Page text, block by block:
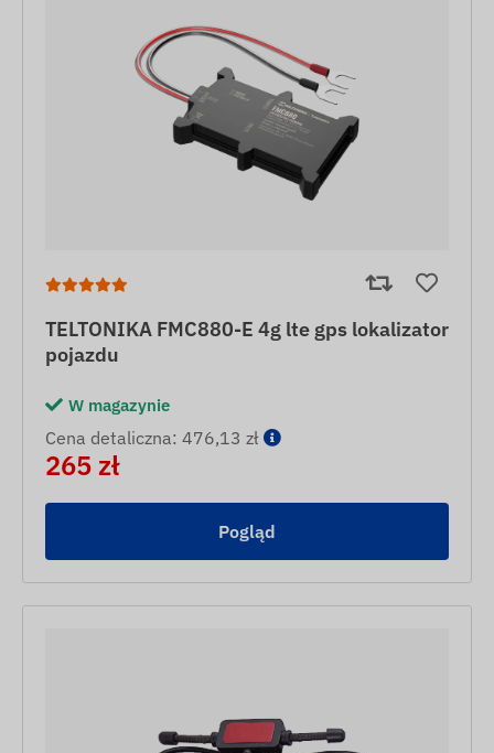
TELTONIKA FMC880-E 4g lte gps lokalizator
pojazdu
W magazynie
Cena detaliczna: 476,13 zł
265 zł
Pogląd